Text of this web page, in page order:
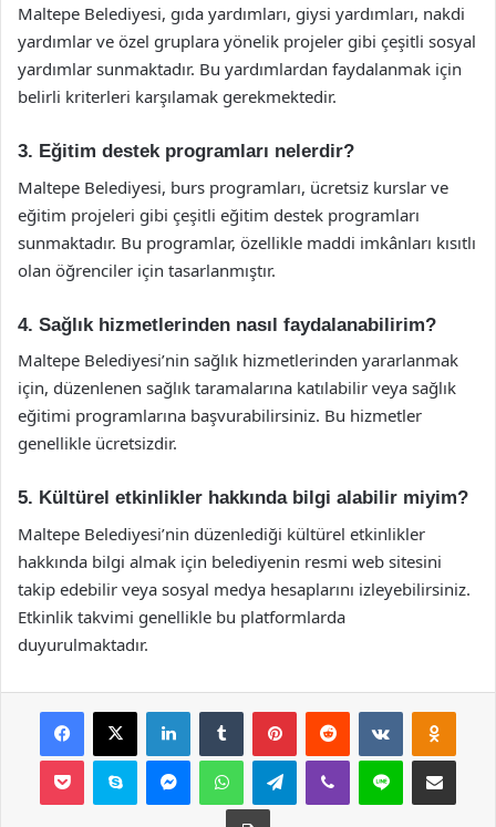
Maltepe Belediyesi, gıda yardımları, giysi yardımları, nakdi
yardımlar ve özel gruplara yönelik projeler gibi çeşitli sosyal
yardımlar sunmaktadır. Bu yardımlardan faydalanmak için
belirli kriterleri karşılamak gerekmektedir.
3. Eğitim destek programları nelerdir?
Maltepe Belediyesi, burs programları, ücretsiz kurslar ve
eğitim projeleri gibi çeşitli eğitim destek programları
sunmaktadır. Bu programlar, özellikle maddi imkânları kısıtlı
olan öğrenciler için tasarlanmıştır.
4. Sağlık hizmetlerinden nasıl faydalanabilirim?
Maltepe Belediyesi’nin sağlık hizmetlerinden yararlanmak
için, düzenlenen sağlık taramalarına katılabilir veya sağlık
eğitimi programlarına başvurabilirsiniz. Bu hizmetler
genellikle ücretsizdir.
5. Kültürel etkinlikler hakkında bilgi alabilir miyim?
Maltepe Belediyesi’nin düzenlediği kültürel etkinlikler
hakkında bilgi almak için belediyenin resmi web sitesini
takip edebilir veya sosyal medya hesaplarını izleyebilirsiniz.
Etkinlik takvimi genellikle bu platformlarda
duyurulmaktadır.
Facebook
X LinkedInTumblr PinterestReddit VKontakte
Pocket Skype MessengerWhatsAppTelegramViber Line E-Posta ile
Yazdır